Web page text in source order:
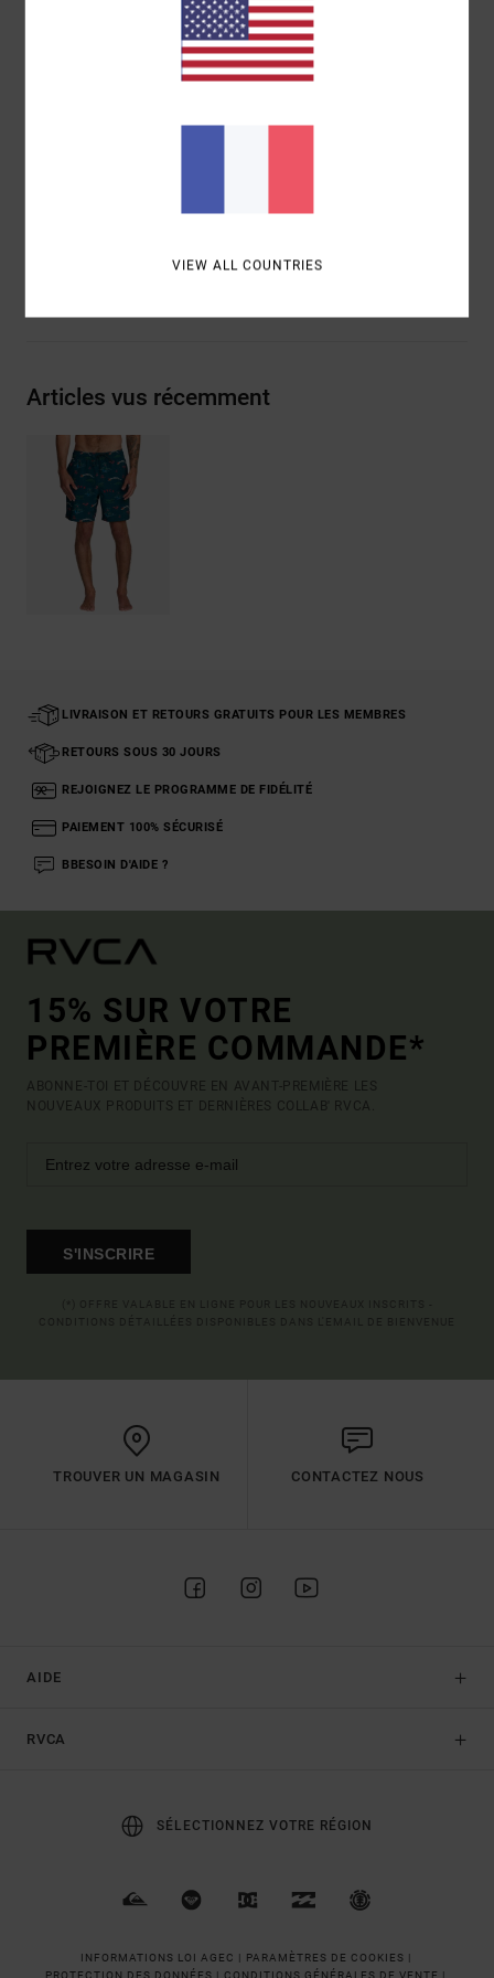
poche plaquée dans le dos
étiquette RVCA sur la poche arrière
Petit écusson sur la jambe gauche
Articles vus récemment
LIVRAISON ET RETOURS GRATUITS POUR LES MEMBRES
RETOURS SOUS 30 JOURS
REJOIGNEZ LE PROGRAMME DE FIDÉLITÉ
PAIEMENT 100% SÉCURISÉ
BBESOIN D'AIDE ?
15% SUR VOTRE
PREMIÈRE COMMANDE*
ABONNE-TOI ET DÉCOUVRE EN AVANT-PREMIÈRE LES
NOUVEAUX PRODUITS ET DERNIÈRES COLLAB' RVCA.
S'INSCRIRE
TROUVER UN MAGASIN CONTACTEZ NOUS
AIDE
RVCA
SÉLECTIONNEZ VOTRE RÉGION
INFORMATIONS LOI AGEC | PARAMÈTRES DE COOKIES |
PROTECTION DES DONNÉES | CONDITIONS GÉNÉRALES DE VENTE |
VIEW ALL COUNTRIES